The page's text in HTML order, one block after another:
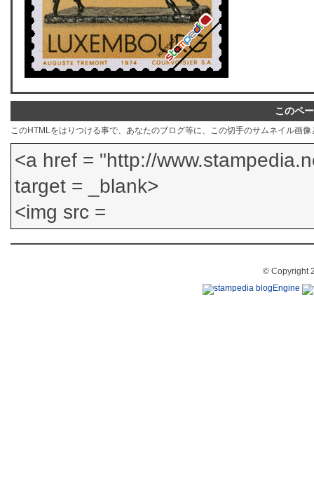
このペ
このHTMLをはりつける事で、あなたのブログ等に、この切手のサムネイル画
© Copyright